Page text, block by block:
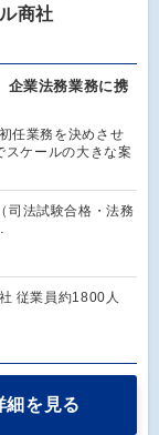
商社
業法務業務に携
任業務を決めさせ
スケールの大きな案
司法試験合格・法務
従業員約1800人
細を見る